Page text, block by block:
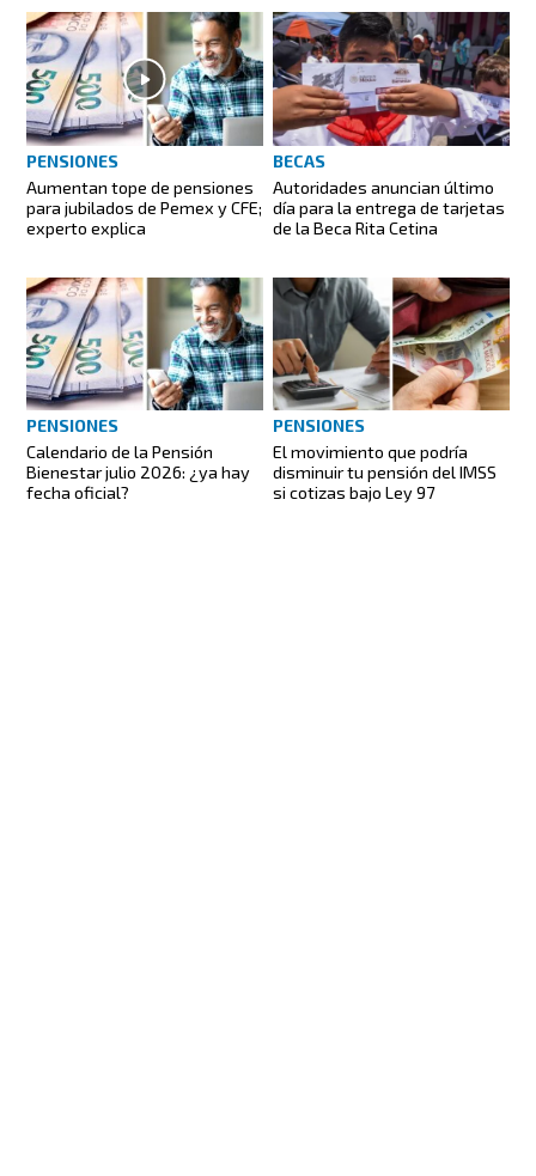
PENSIONES
Aumentan tope de pensiones
para jubilados de Pemex y CFE;
experto explica
BECAS
Autoridades anuncian último
día para la entrega de tarjetas
de la Beca Rita Cetina
PENSIONES
Calendario de la Pensión
Bienestar julio 2026: ¿ya hay
fecha oficial?
PENSIONES
El movimiento que podría
disminuir tu pensión del IMSS
si cotizas bajo Ley 97